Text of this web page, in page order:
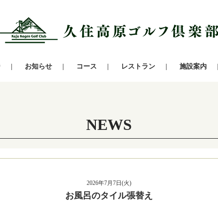
お知らせ コース レストラン 施設案内
NEWS
2026年7月7日(火)
お風呂のタイル張替え